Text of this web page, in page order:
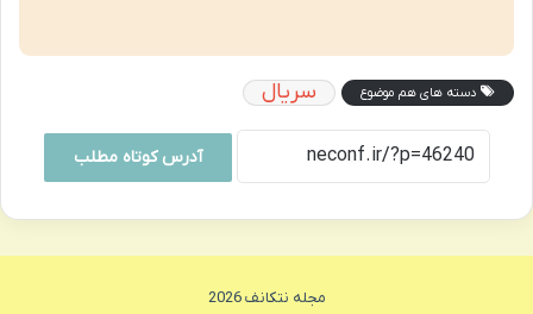
دسته های هم موضوع سریال
آدرس کوتاه مطلب
مجله نتکانف 2026